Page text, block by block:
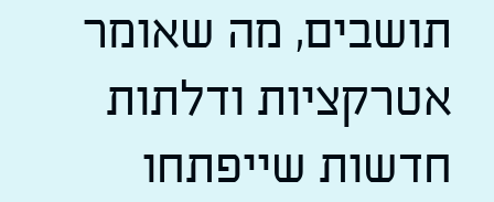
תושבים, מה שאומר
אטרקציות ודלתות
חדשות שייפתחו